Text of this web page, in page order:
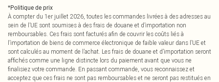
*Politique de prix
À compter du 1er juillet 2026, toutes les commandes livrées à des adresses au
sein de l’UE sont soumises à des frais de douane et d’importation non
remboursables. Ces frais sont facturés afin de couvrir les coûts liés à
l’importation de biens de commerce électronique de faible valeur dans l’UE et
sont calculés au moment de l’achat. Les frais de douane et d’importation seront
affichés comme une ligne distincte lors du paiement avant que vous ne
finalisiez votre commande. En passant commande, vous reconnaissez et
acceptez que ces frais ne sont pas remboursables et ne seront pas restitués en